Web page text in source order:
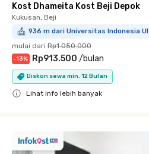
Kost Dhameita Kost Beji Depok
Kukusan, Beji
936 m dari Universitas Indonesia UI
mulai dari Rp1.050.000
-13% Rp913.500 /bulan
Diskon sewa min. 12 Bulan
Lihat info lebih banyak